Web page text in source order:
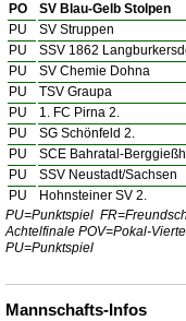
PO
SV Blau-Gelb Stolpen
PU
SV Struppen
PU
SSV 1862
PU
SV Chemie Dohna
PU
TSV Graupa
PU
1. FC Pirna 2.
PU
SG Schönfeld 2.
PU
SCE Bahratal-
PU
SSV Neustadt/​Sachsen
PU
Hohnsteiner SV 2.
PU=Punktspiel
Achtelfinale POV=Pokal-
PU=Punktspiel
Mannschafts-Infos